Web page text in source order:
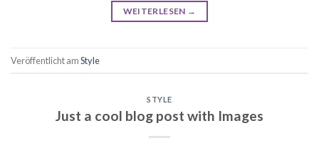
WEITERLESEN →
Veröffentlicht amStyle
STYLE
Just a cool blog post with Images